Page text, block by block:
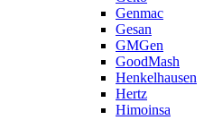
Genmac
Gesan
GMGen
GoodMash
Henkelhausen
Hertz
Himoinsa